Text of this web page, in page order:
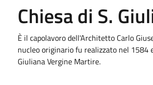
Chiesa di S.
È il capolavoro dell'Architetto Carlo
nucleo originario fu realizzato nel 1584
Giuliana Vergine Martire.